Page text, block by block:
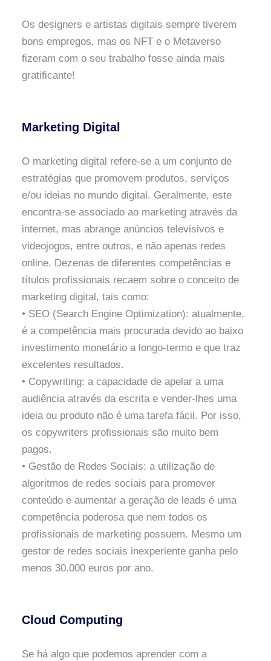
Os designers e artistas digitais sempre tiverem
bons empregos, mas os NFT e o Metaverso
fizeram com o seu trabalho fosse ainda mais
gratificante!
Marketing Digital
O marketing digital refere-se a um conjunto de
estratégias que promovem produtos, serviços
e/ou ideias no mundo digital. Geralmente, este
encontra-se associado ao marketing através da
internet, mas abrange anúncios televisivos e
videojogos, entre outros, e não apenas redes
online. Dezenas de diferentes competências e
títulos profissionais recaem sobre o conceito de
marketing digital, tais como:
• SEO (Search Engine Optimization): atualmente,
é a competência mais procurada devido ao baixo
investimento monetário a longo-termo e que traz
excelentes resultados.
• Copywriting: a capacidade de apelar a uma
audiência através da escrita e vender-lhes uma
ideia ou produto não é uma tarefa fácil. Por isso,
os copywriters profissionais são muito bem
pagos.
• Gestão de Redes Sociais: a utilização de
algoritmos de redes sociais para promover
conteúdo e aumentar a geração de leads é uma
competência poderosa que nem todos os
profissionais de marketing possuem. Mesmo um
gestor de redes sociais inexperiente ganha pelo
menos 30.000 euros por ano.
Cloud Computing
Se há algo que podemos aprender com a